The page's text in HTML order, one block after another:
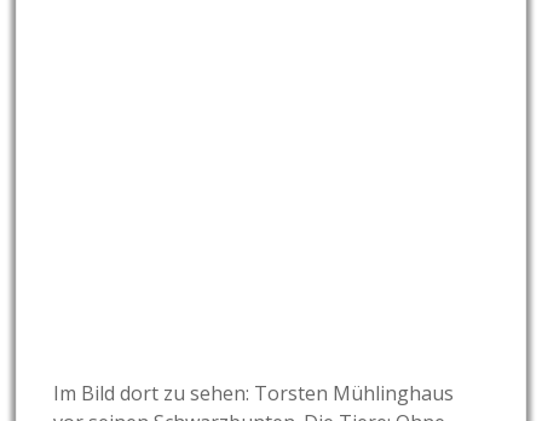
Im Bild dort zu sehen: Torsten Mühlinghaus